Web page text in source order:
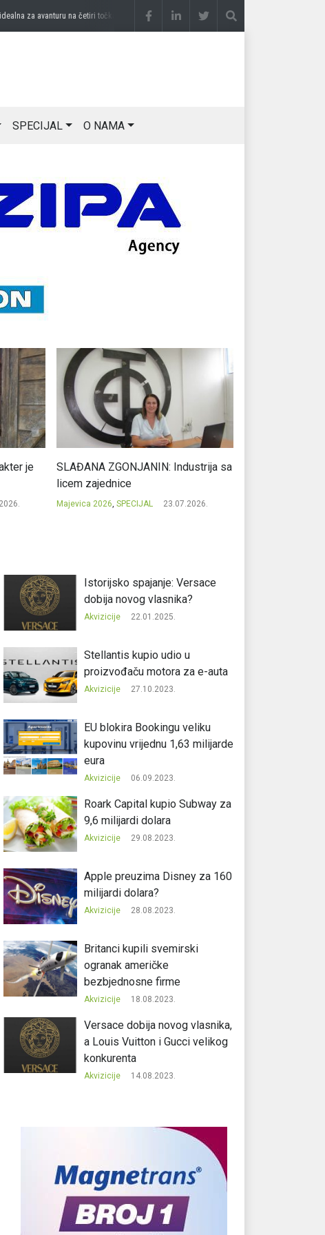
za avanturu na četiri točkaprije 2 sedmice DRAGAN OSTOJIĆ: Moj karakter je
SPECIJAL O NAMA
je
SLAĐANA ZGONJANIN: Industrija sa
licem zajednice
Majevica 2026, SPECIJAL 23.07.2026.
Istorijsko spajanje: Versace
dobija novog vlasnika?
Akvizicije 22.01.2025.
Stellantis kupio udio u
proizvođaču motora za e-auta
Akvizicije 27.10.2023.
EU blokira Bookingu veliku
kupovinu vrijednu 1,63 milijarde
eura
Akvizicije 06.09.2023.
Roark Capital kupio Subway za
9,6 milijardi dolara
Akvizicije 29.08.2023.
Apple preuzima Disney za 160
milijardi dolara?
Akvizicije 28.08.2023.
Britanci kupili svemirski
ogranak američke
bezbjednosne firme
Akvizicije 18.08.2023.
Versace dobija novog vlasnika,
a Louis Vuitton i Gucci velikog
konkurenta
Akvizicije 14.08.2023.